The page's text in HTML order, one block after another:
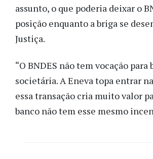
assunto, o que poderia deixar o
posição enquanto a briga se
Justiça.
“O BNDES não tem vocação para
societária. A Eneva topa entrar
essa transação cria muito valor
banco não tem esse mesmo